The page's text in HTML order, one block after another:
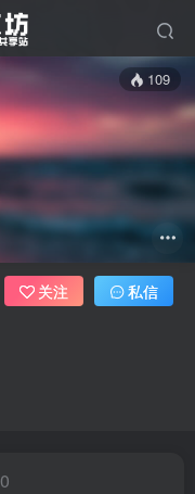
109
关注 私信
0